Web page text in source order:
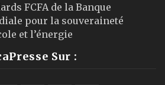
FCFA de la Banque
pour la souveraineté
et l’énergie
Sur :